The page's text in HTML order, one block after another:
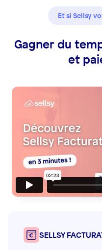
Et si Sellsy
Gagner du
et
SELLSY